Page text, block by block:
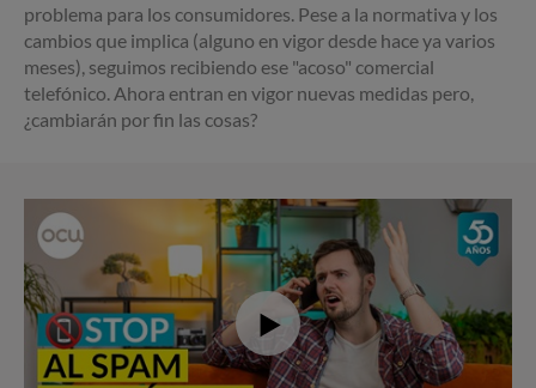
problema para los consumidores. Pese a la normativa y los
cambios que implica (alguno en vigor desde hace ya varios
meses), seguimos recibiendo ese "acoso" comercial
telefónico. Ahora entran en vigor nuevas medidas pero,
¿cambiarán por fin las cosas?